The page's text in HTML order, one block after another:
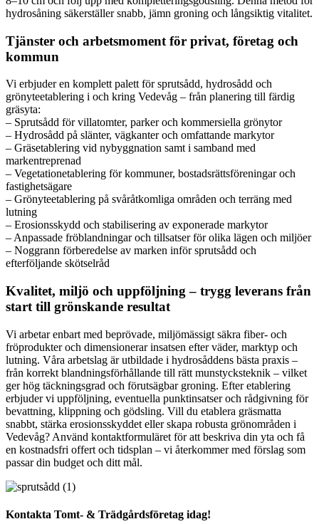
hydrosåning säkerställer snabb, jämn groning och långsiktig vitalitet.
Tjänster och arbetsmoment för privat, företag och
kommun
Vi erbjuder en komplett palett för sprutsådd, hydrosådd och
grönyteetablering i och kring Vedevåg – från planering till färdig
gräsyta:
– Sprutsådd för villatomter, parker och kommersiella grönytor
– Hydrosådd på slänter, vägkanter och omfattande markytor
– Gräsetablering vid nybyggnation samt i samband med
markentreprenad
– Vegetationetablering för kommuner, bostadsrättsföreningar och
fastighetsägare
– Grönyteetablering på svåråtkomliga områden och terräng med
lutning
– Erosionsskydd och stabilisering av exponerade markytor
– Anpassade fröblandningar och tillsatser för olika lägen och miljöer
– Noggrann förberedelse av marken inför sprutsådd och
efterföljande skötselråd
Kvalitet, miljö och uppföljning – trygg leverans från
start till grönskande resultat
Vi arbetar enbart med beprövade, miljömässigt säkra fiber- och
fröprodukter och dimensionerar insatsen efter väder, marktyp och
lutning. Våra arbetslag är utbildade i hydrosåddens bästa praxis –
från korrekt blandningsförhållande till rätt munstycksteknik – vilket
ger hög täckningsgrad och förutsägbar groning. Efter etablering
erbjuder vi uppföljning, eventuella punktinsatser och rådgivning för
bevattning, klippning och gödsling. Vill du etablera gräsmatta
snabbt, stärka erosionsskyddet eller skapa robusta grönområden i
Vedevåg? Använd kontaktformuläret för att beskriva din yta och få
en kostnadsfri offert och tidsplan – vi återkommer med förslag som
passar din budget och ditt mål.
Kontakta Tomt- & Trädgårdsföretag idag!